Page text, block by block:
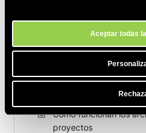
momento a través de la herramienta
Aceptar todas
Artículos relacionados
Cómo consultar el uso
SiteGround AI Studio
¿Cómo mover un chat
Cómo funcionan los
proyectos